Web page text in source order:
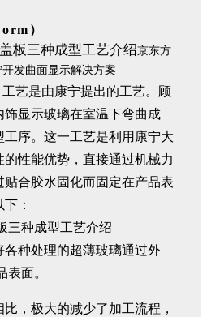
）
京东方
发曲面显示解决方案
艺是由康宁提出的工艺。顾
显示玻璃在室温下弯曲成
序。这一工艺是利用康宁大
性能优势，直接通过机械力
合胶水固化而固定在产品表
：
种处理的超薄玻璃通过外
表面。
，极大的减少了加工流程，